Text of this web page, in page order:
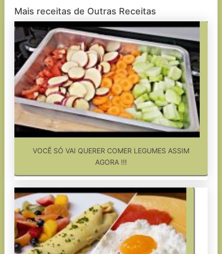
Mais receitas de Outras Receitas
VOCÊ SÓ VAI QUERER COMER LEGUMES ASSIM
AGORA !!!